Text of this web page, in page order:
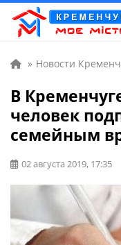
» Новости
В
человек
семейным
02 августа 2019, 17:35